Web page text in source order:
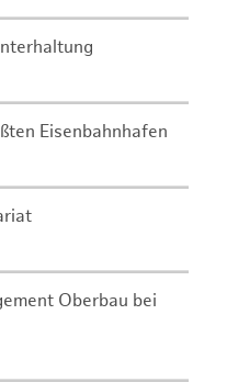
Eisenbahnhafen
Oberbau bei